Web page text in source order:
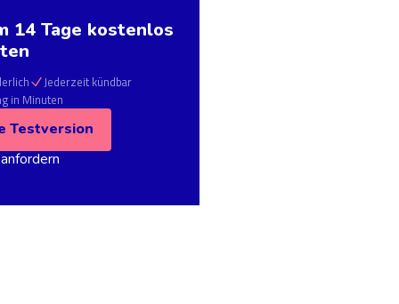
14 Tage kostenlos
Jederzeit kündbar
in Minuten
Testversion